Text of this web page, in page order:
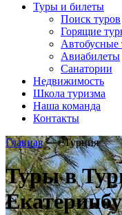
Туры и билеты
Поиск туров
Горящие
Автобусные
Авиабилеты
Санатории
Недвижимость
Школа туризма
Наша команда
Контакты
Главная⟶Турция
Туры в